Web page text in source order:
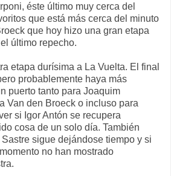
éste último muy cerca del
que está más cerca del minuto
que hoy hizo una gran etapa
último repecho.
etapa durísima a La Vuelta. El final
probablemente haya más
puerto tanto para Joaquim
Van den Broeck o incluso para
si Igor Antón se recupera
cosa de un solo día. También
sigue dejándose tiempo y si
no han mostrado